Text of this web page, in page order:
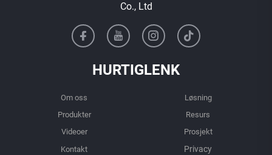
Co., Ltd
HURTIGLENK
Om oss
Løsning
Produkter
Resurs
Videoer
Prosjekt
Kontakt